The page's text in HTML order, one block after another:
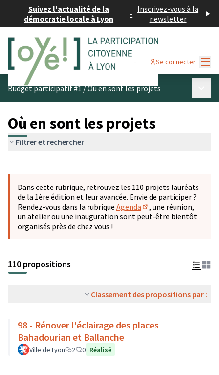
Suivez l'actualité de la
démocratie locale à Lyon
- Inscrivez-vous à la
newsletter
Se connecter
Budget participatif #1/Où en sont les projets
Où en sont les projets
Filtrer et rechercher
−
Dans cette rubrique, retrouvez les 110 projets lauréats
de la 1ère édition et leur avancée. Envie de participer ?
Rendez-vous dans la rubrique Agenda
(S'ouvre dans un
, une réunion,
un atelier ou une inauguration sont peut-être bientôt
organisés près de chez vous !
110 propositions
Classement des propositions par :
98 - Rénover l'éclairage des places
Bahadourian et Ballanche
Ville de Lyon 2 0 Réalisé